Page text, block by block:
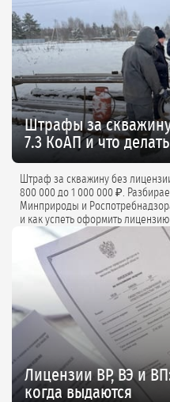
Штрафы за
7.3 КоАП и что
Штраф за скважину без
800 000 до 1 000 000 ₽. Разбираем, как проходят
Минприроды и
и как успеть оформить лицензию в срочном
практики и советы экспертов.
Лицензии ВР, ВЭ и
когда выдаются